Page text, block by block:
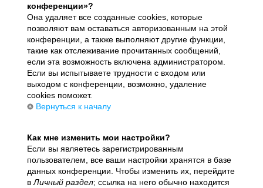
конференции»?
Она удаляет все созданные cookies, которые
позволяют вам оставаться авторизованным на этой
конференции, а также выполняют другие функции,
такие как отслеживание прочитанных сообщений,
если эта возможность включена администратором.
Если вы испытываете трудности с входом или
выходом с конференции, возможно, удаление
cookies поможет.
Вернуться к началу
Как мне изменить мои настройки?
Если вы являетесь зарегистрированным
пользователем, все ваши настройки хранятся в базе
данных конференции. Чтобы изменить их, перейдите
вЛичный раздел; ссылка на него обычно находится